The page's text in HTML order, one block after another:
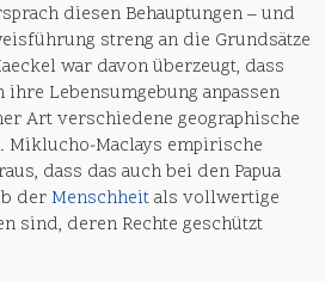
diesen Behauptungen – und
streng an die Grundsätze
war davon überzeugt, dass
ihre Lebensumgebung anpassen
Art verschiedene geographische
Miklucho-Maclays empirische
dass das auch bei den Papua
der Menschheitals vollwertige
sind, deren Rechte geschützt